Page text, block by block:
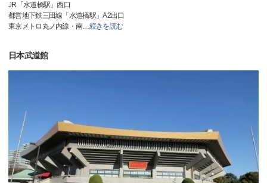
JR「水道橋駅」西口
都営地下鉄三田線「水道橋駅」A2出口
東京メトロ丸ノ内線・南…続きを読む
日本武道館